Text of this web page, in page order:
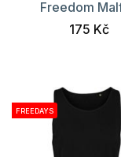
Freedom
175 Kč
FREEDAYS